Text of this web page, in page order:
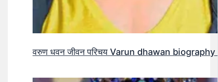
वरुण धवन जीवन परिचय Varun dhawan